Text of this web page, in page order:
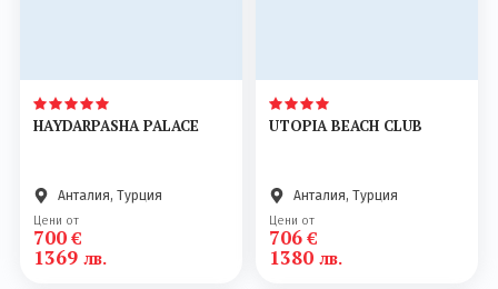
HAYDARPASHA PALACE
Анталия, Турция
Цени от
700 €
1369 лв.
UTOPIA BEACH CLUB
Анталия, Турция
Цени от
706 €
1380 лв.